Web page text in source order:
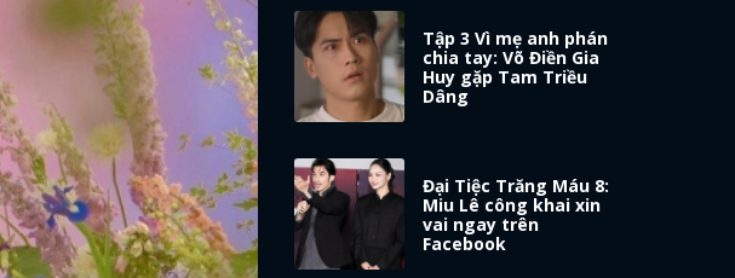
Tập 3 Vì mẹ anh phán
chia tay: Võ Điền Gia
Huy gặp Tam Triều
Dâng
Đại Tiệc Trăng Máu 8:
Miu Lê công khai xin
vai ngay trên
Facebook